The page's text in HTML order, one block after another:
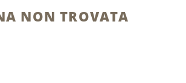
NON TROVATA